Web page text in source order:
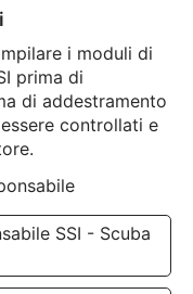
i moduli di
prima di
di addestramento
controllati e
SSI - Scuba